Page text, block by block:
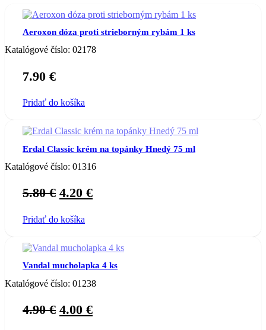
Aeroxon dóza proti strieborným rybám 1 ks
Katalógové číslo: 02178
7.90 €
Pridať do košíka
Erdal Classic krém na topánky Hnedý 75 ml
Katalógové číslo: 01316
5.80€ Original
was:
4.20 €Current
Pridať do košíka
Vandal mucholapka 4 ks
Katalógové číslo: 01238
4.90€ Original
4.00 €Current